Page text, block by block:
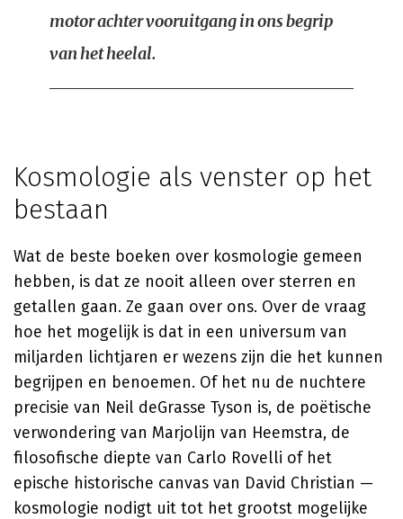
motor achter vooruitgang in ons begrip
van het heelal.
Kosmologie als venster op het
bestaan
Wat de beste boeken over kosmologie gemeen
hebben, is dat ze nooit alleen over sterren en
getallen gaan. Ze gaan over ons. Over de vraag
hoe het mogelijk is dat in een universum van
miljarden lichtjaren er wezens zijn die het kunnen
begrijpen en benoemen. Of het nu de nuchtere
precisie van Neil deGrasse Tyson is, de poëtische
verwondering van Marjolijn van Heemstra, de
filosofische diepte van Carlo Rovelli of het
epische historische canvas van David Christian —
kosmologie nodigt uit tot het grootst mogelijke